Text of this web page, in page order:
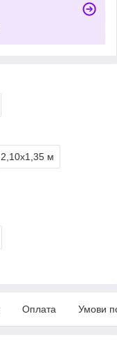
2,10х1,35 м
Оплата Умови